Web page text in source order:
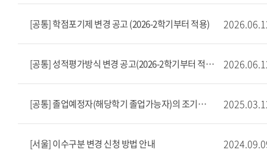
[공통] 학점포기제 변경 공고 (2026-2학기부터 적용)
[공통] 성적평가방식 변경 공고(2026-2학기부터 적용)
[공통] 졸업예정자(해당학기 졸업가능자)의 조기취업 유고결석 신청 안내
[서울] 이수구분 변경 신청 방법 안내